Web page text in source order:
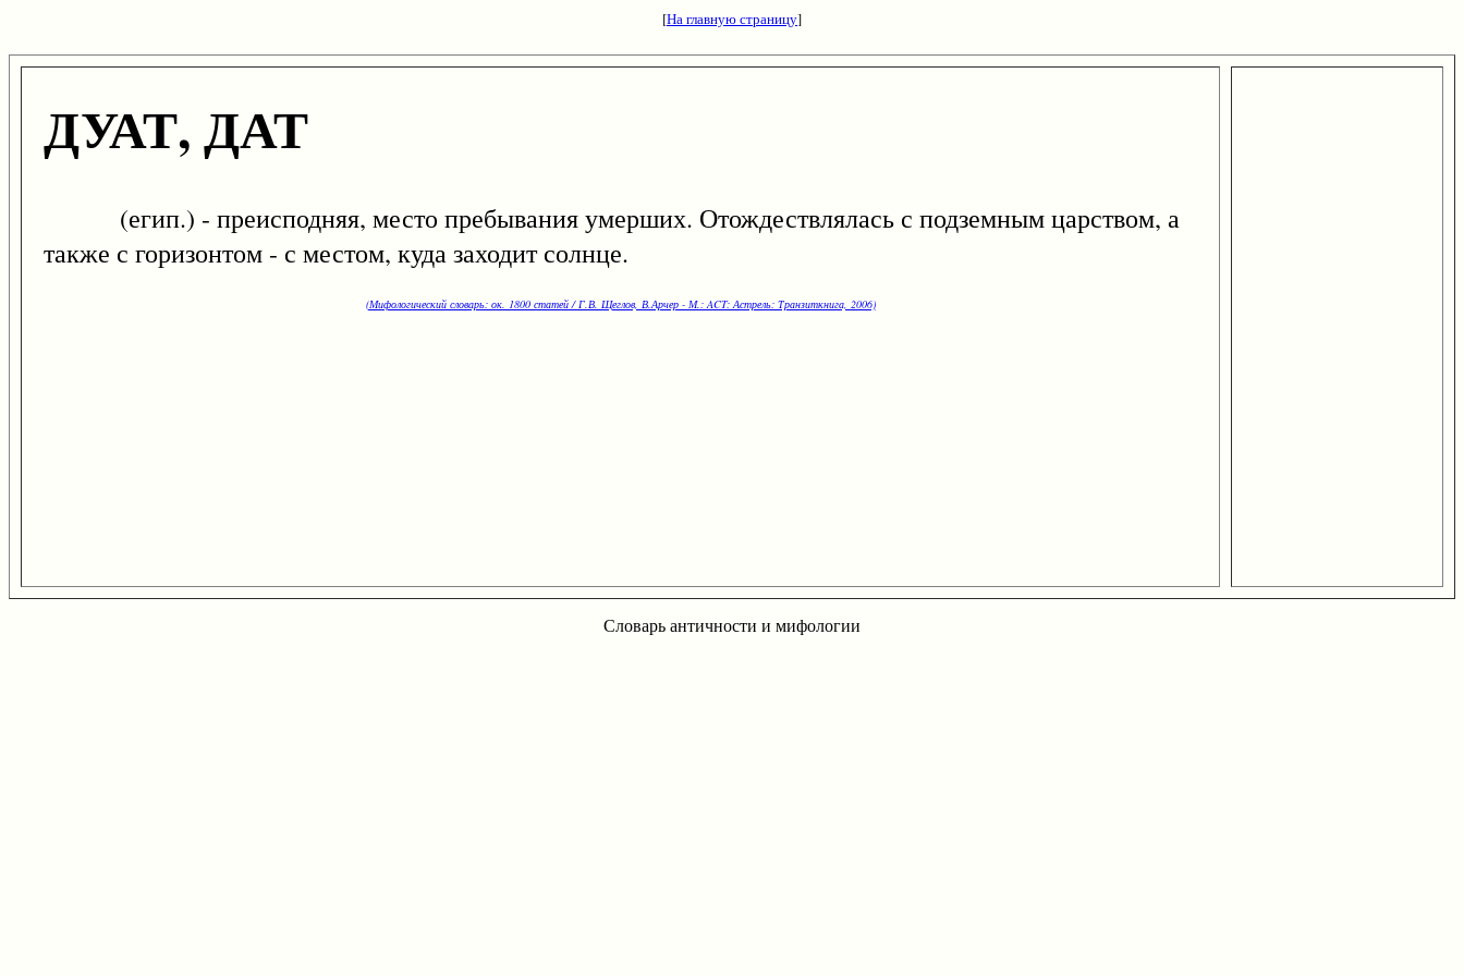
[На главную страницу]
ДУАТ, ДАТ
(егип.) - преисподняя, место пребывания умерших. Отождествлялась с подземным царством, а
также с горизонтом - с местом, куда заходит солнце.
(Мифологический словарь: ок. 1800 статей / Г.В. Щеглов, В.Арчер - М.: ACT: Астрель: Транзиткнига, 2006)
Словарь античности и мифологии